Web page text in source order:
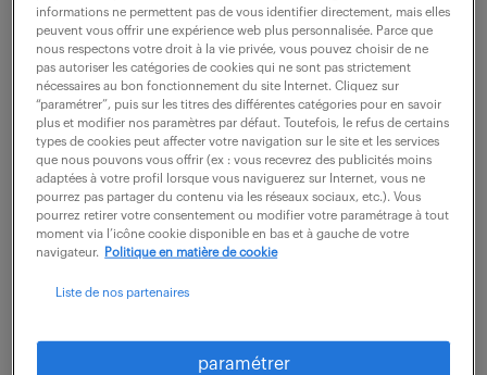
Au sein du laboratoire, votre quotidien s'articule
autour de la gestion rigoureuse des analyses de
laboratoire. Vous prenez activement part à la
réception ainsi qu'à la préparation des différents...
voir l'offre
informations ne permettent pas de vous identifier directement, mais elles
peuvent vous offrir une expérience web plus personnalisée. Parce que
nous respectons votre droit à la vie privée, vous pouvez choisir de ne
pas autoriser les catégories de cookies qui ne sont pas strictement
nécessaires au bon fonctionnement du site Internet. Cliquez sur
“paramétrer”, puis sur les titres des différentes catégories pour en savoir
plus et modifier nos paramètres par défaut. Toutefois, le refus de certains
types de cookies peut affecter votre navigation sur le site et les services
que nous pouvons vous offrir (ex : vous recevrez des publicités moins
adaptées à votre profil lorsque vous naviguerez sur Internet, vous ne
pourrez pas partager du contenu via les réseaux sociaux, etc.). Vous
pourrez retirer votre consentement ou modifier votre paramétrage à tout
moment via l’icône cookie disponible en bas et à gauche de votre
navigateur.
Politique en matière de cookie
Liste de nos partenaires
paramétrer